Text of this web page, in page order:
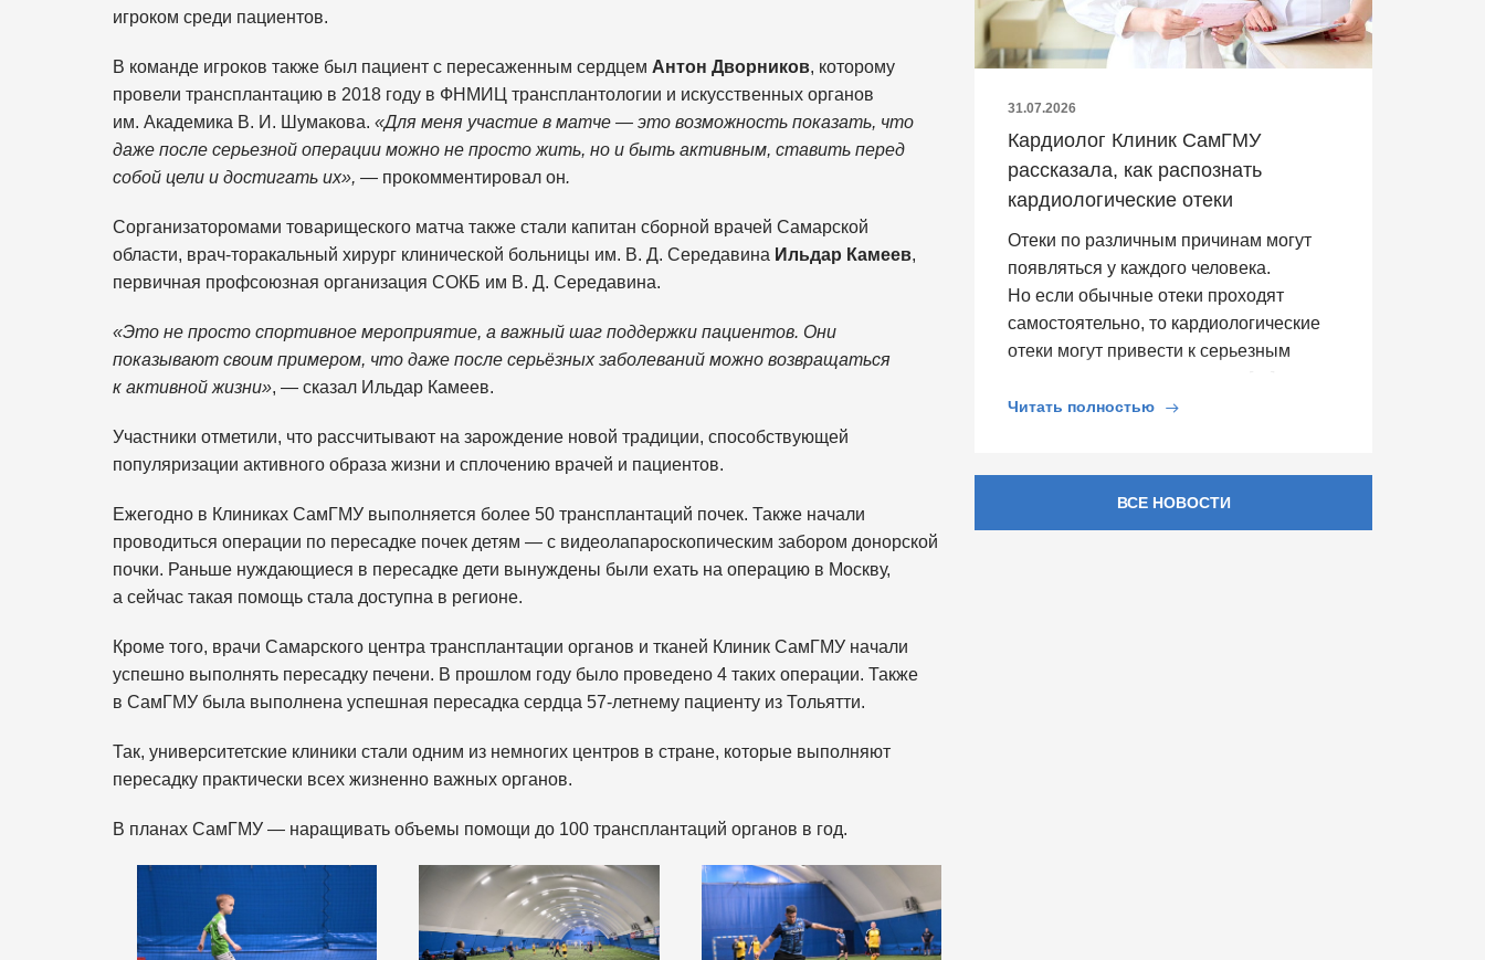
игроком среди пациентов.
В команде игроков также был пациент с пересаженным сердцем Антон Дворников, которому
провели трансплантацию в 2018 году в ФНМИЦ трансплантологии и искусственных органов
им. Академика В. И. Шумакова. «Для меня участие в матче — это возможность показать, что
даже после серьезной операции можно не просто жить, но и быть активным, ставить перед
собой цели и достигать их», — прокомментировал он.
Сорганизаторомами товарищеского матча также стали капитан сборной врачей Самарской
области, врач-торакальный хирург клинической больницы им. В. Д. Середавина Ильдар Камеев,
первичная профсоюзная организация СОКБ им В. Д. Середавина.
«Это не просто спортивное мероприятие, а важный шаг поддержки пациентов. Они
показывают своим примером, что даже после серьёзных заболеваний можно возвращаться
к активной жизни», — сказал Ильдар Камеев.
Участники отметили, что рассчитывают на зарождение новой традиции, способствующей
популяризации активного образа жизни и сплочению врачей и пациентов.
Ежегодно в Клиниках СамГМУ выполняется более 50 трансплантаций почек. Также начали
проводиться операции по пересадке почек детям — с видеолапароскопическим забором донорской
почки. Раньше нуждающиеся в пересадке дети вынуждены были ехать на операцию в Москву,
а сейчас такая помощь стала доступна в регионе.
Кроме того, врачи Самарского центра трансплантации органов и тканей Клиник СамГМУ начали
успешно выполнять пересадку печени. В прошлом году было проведено 4 таких операции. Также
в СамГМУ была выполнена успешная пересадка сердца 57-летнему пациенту из Тольятти.
Так, университетские клиники стали одним из немногих центров в стране, которые выполняют
пересадку практически всех жизненно важных органов.
В планах СамГМУ — наращивать объемы помощи до 100 трансплантаций органов в год.
31.07.2026
Кардиолог Клиник СамГМУ
рассказала, как распознать
кардиологические отеки
Отеки по различным причинам могут
появляться у каждого человека.
Но если обычные отеки проходят
самостоятельно, то кардиологические
отеки могут привести к серьезным
Читать полностью
ВСЕ НОВОСТИ